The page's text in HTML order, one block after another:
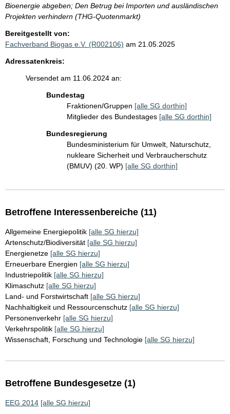
Bioenergie abgeben; Den Betrug bei Importen und ausländischen
Projekten verhindern (THG-Quotenmarkt)
Bereitgestellt von:
Fachverband Biogas e.V. (R002106) am 21.05.2025
Adressatenkreis:
Versendet am 11.06.2024 an:
Bundestag
Fraktionen/Gruppen [alle SG dorthin]
Mitglieder des Bundestages [alle SG dorthin]
Bundesregierung
Bundesministerium für Umwelt, Naturschutz,
nukleare Sicherheit und Verbraucherschutz
(BMUV) (20. WP) [alle SG dorthin]
Betroffene Interessenbereiche (11)
Allgemeine Energiepolitik [alle SG hierzu]
Artenschutz/Biodiversität [alle SG hierzu]
Energienetze [alle SG hierzu]
Erneuerbare Energien [alle SG hierzu]
Industriepolitik [alle SG hierzu]
Klimaschutz [alle SG hierzu]
Land- und Forstwirtschaft [alle SG hierzu]
Nachhaltigkeit und Ressourcenschutz [alle SG hierzu]
Personenverkehr [alle SG hierzu]
Verkehrspolitik [alle SG hierzu]
Wissenschaft, Forschung und Technologie [alle SG hierzu]
Betroffene Bundesgesetze (1)
EEG 2014 [alle SG hierzu]